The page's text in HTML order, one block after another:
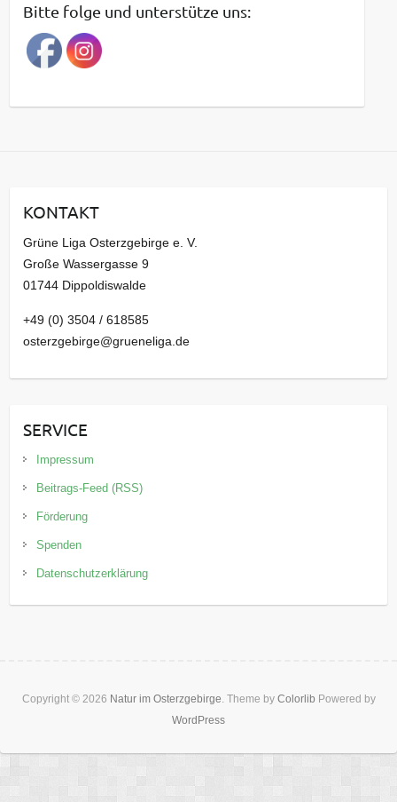
r
a
g
a
v
Bitte folge und unterstütze uns:
KONTAKT
Grüne Liga Osterzgebirge e. V.
Große Wassergasse 9
01744 Dippoldiswalde
+49 (0) 3504 / 618585
osterzgebirge@grueneliga.de
SERVICE
Impressum
Beitrags-Feed (RSS)
Förderung
Spenden
Datenschutzerklärung
Copyright © 2026 Natur im Osterzgebirge. Theme by Colorlib Powered by
WordPress